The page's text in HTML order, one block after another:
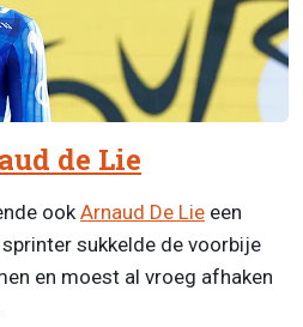
de Lie
ookArnaud De Lie een
sukkelde de voorbije
en moest al vroeg afhaken